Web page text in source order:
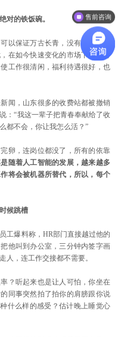
对的铁饭碗。
保证万古长青，没有哪一份工
在如今快速变化的市场下，没有
工作很清闲，福利待遇很好，也
，山东很多的收费站都被撤销
：“我这一辈子把青春奉献给了收
都不会，你让我怎么活？”
，连岗位都没了，所有的依靠
随着人工智能的发展，越来越多
将会被机器所替代，所以，每个
候跳槽
爆料称，HR部门直接越过他的
他叫到办公室，三分钟内签字画
人，连工作交接都不需要。
听起来也是让人可怕，你坐在
同事突然拍了拍你的肩膀跟你说
什么样的感受？估计晚上睡觉心
售前咨询